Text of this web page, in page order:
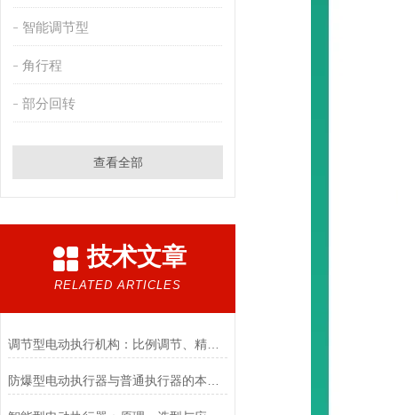
智能调节型
角行程
部分回转
查看全部
技术文章
RELATED ARTICLES
调节型电动执行机构：比例调节、精度控制要点